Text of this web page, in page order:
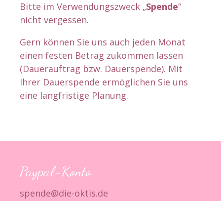
Bitte im Verwendungszweck „Spende“
nicht vergessen.
Gern können Sie uns auch jeden Monat
einen festen Betrag zukommen lassen
(Dauerauftrag bzw. Dauerspende). Mit
Ihrer Dauerspende ermöglichen Sie uns
eine langfristige Planung.
Paypal-Konto
spende@die-oktis.de